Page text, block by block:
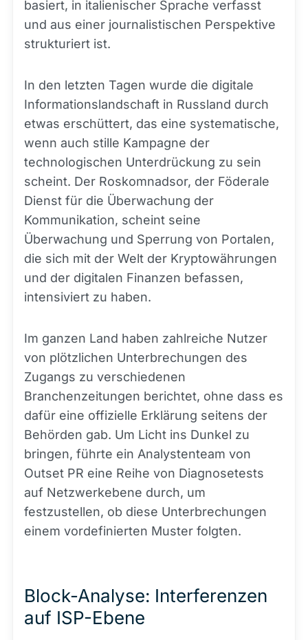
basiert, in italienischer Sprache verfasst
und aus einer journalistischen Perspektive
strukturiert ist.
In den letzten Tagen wurde die digitale
Informationslandschaft in Russland durch
etwas erschüttert, das eine systematische,
wenn auch stille Kampagne der
technologischen Unterdrückung zu sein
scheint. Der Roskomnadsor, der Föderale
Dienst für die Überwachung der
Kommunikation, scheint seine
Überwachung und Sperrung von Portalen,
die sich mit der Welt der Kryptowährungen
und der digitalen Finanzen befassen,
intensiviert zu haben.
Im ganzen Land haben zahlreiche Nutzer
von plötzlichen Unterbrechungen des
Zugangs zu verschiedenen
Branchenzeitungen berichtet, ohne dass es
dafür eine offizielle Erklärung seitens der
Behörden gab. Um Licht ins Dunkel zu
bringen, führte ein Analystenteam von
Outset PR eine Reihe von Diagnosetests
auf Netzwerkebene durch, um
festzustellen, ob diese Unterbrechungen
einem vordefinierten Muster folgten.
Block-Analyse: Interferenzen
auf ISP-Ebene